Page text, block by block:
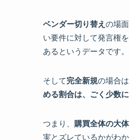
ベンダー切り替えの場
い要件に対して発言権
あるというデータです。
そして完全新規の場合
める割合は、ごく少数
つまり、 購買全体の大
実とズレているかがわか